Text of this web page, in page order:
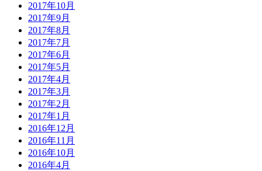
2017年10月
2017年9月
2017年8月
2017年7月
2017年6月
2017年5月
2017年4月
2017年3月
2017年2月
2017年1月
2016年12月
2016年11月
2016年10月
2016年4月